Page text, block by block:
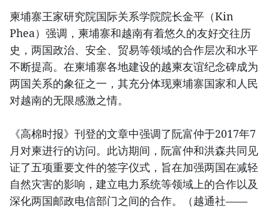
柬埔寨王家研究院国际关系学院院长金平（Kin
Phea）强调，柬埔寨和越南有着悠久的友好交往历
史，两国政治、安全、贸易等领域的合作层次和水平
不断提高。在柬埔寨各地建设的越柬友谊纪念碑成为
两国关系的象征之一，其充分体现柬埔寨国家和人民
对越南的无限感激之情。
《高棉时报》刊登的文章中强调了阮富仲于2017年7
月对柬进行的访问。此访期间，阮富仲和洪森共同见
证了五项重要文件的签字仪式，旨在加强两国在减轻
自然灾害的影响，建立电力系统等领域上的合作以及
深化两国邮政电信部门之间的合作。（越通社——